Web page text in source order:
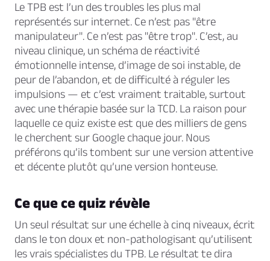
Le TPB est l’un des troubles les plus mal
représentés sur internet. Ce n’est pas "être
manipulateur". Ce n’est pas "être trop". C’est, au
niveau clinique, un schéma de réactivité
émotionnelle intense, d’image de soi instable, de
peur de l’abandon, et de difficulté à réguler les
impulsions — et c’est vraiment traitable, surtout
avec une thérapie basée sur la TCD. La raison pour
laquelle ce quiz existe est que des milliers de gens
le cherchent sur Google chaque jour. Nous
préférons qu’ils tombent sur une version attentive
et décente plutôt qu’une version honteuse.
Ce que ce quiz révèle
Un seul résultat sur une échelle à cinq niveaux, écrit
dans le ton doux et non-pathologisant qu’utilisent
les vrais spécialistes du TPB. Le résultat te dira